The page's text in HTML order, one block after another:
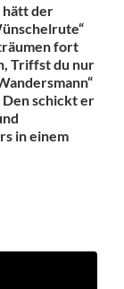
hätt der
fort
Triffst du nur
schickt er
in einem